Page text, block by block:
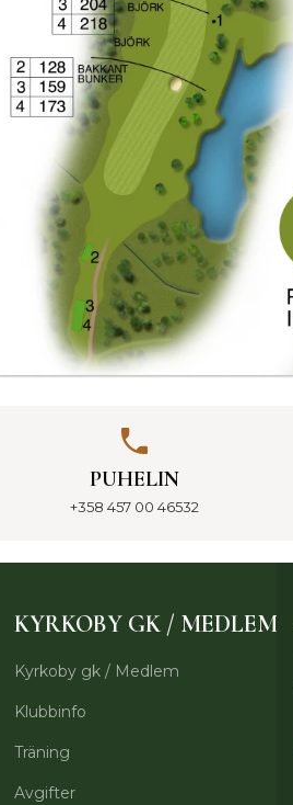
PUHELIN
+358 457 00 46532
KYRKOBY GK / MEDLEM
Kyrkoby gk / Medlem
Klubbinfo
Träning
Avgifter